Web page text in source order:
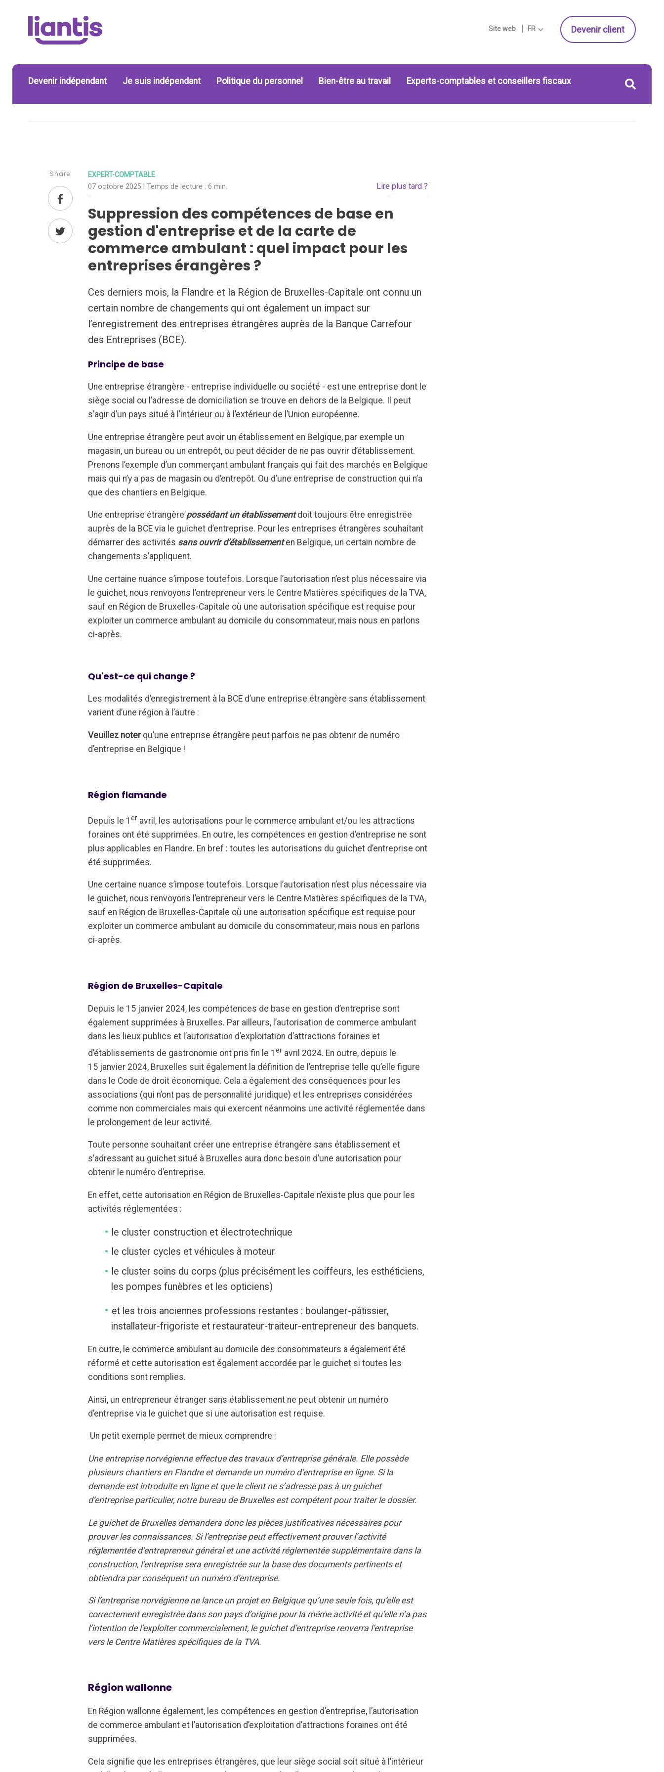
Site web FR Devenir client
Devenir indépendant Je suis indépendant Politique du personnel Bien-être au travail Experts-comptables et conseillers fiscaux
Share EXPERT-COMPTABLE
07 octobre 2025 | Temps de lecture :6 min. Lire plus tard ?
Suppression des compétences de base en
gestion d'entreprise et de la carte de
commerce ambulant : quel impact pour les
entreprises érangères ?
Ces derniers mois, la Flandre et la Région de Bruxelles-Capitale ont connu un
certain nombre de changements qui ont également un impact sur
l’enregistrement des entreprises étrangères auprès de la Banque Carrefour
des Entreprises (BCE).
Principe de base
Une entreprise étrangère - entreprise individuelle ou société - est une entreprise dont le
siège social ou l’adresse de domiciliation se trouve en dehors de la Belgique. Il peut
s’agir d’un pays situé à l’intérieur ou à l’extérieur de l’Union européenne.
Une entreprise étrangère peut avoir un établissement en Belgique, par exemple un
magasin, un bureau ou un entrepôt, ou peut décider de ne pas ouvrir d’établissement.
Prenons l’exemple d’un commerçant ambulant français qui fait des marchés en Belgique
mais qui n’y a pas de magasin ou d’entrepôt. Ou d’une entreprise de construction qui n’a
que des chantiers en Belgique.
Une entreprise étrangère possédant un établissementdoit toujours être enregistrée
auprès de la BCE via le guichet d’entreprise. Pour les entreprises étrangères souhaitant
démarrer des activités sans ouvrir d’établissementen Belgique, un certain nombre de
changements s’appliquent.
Une certaine nuance s’impose toutefois. Lorsque l’autorisation n’est plus nécessaire via
le guichet, nous renvoyons l’entrepreneur vers le Centre Matières spécifiques de la TVA,
sauf en Région de Bruxelles-Capitale où une autorisation spécifique est requise pour
exploiter un commerce ambulant au domicile du consommateur, mais nous en parlons
ci-après.
Qu'est-ce qui change ?
Les modalités d’enregistrement à la BCE d’une entreprise étrangère sans établissement
varient d’une région à l’autre :
Veuillez noter qu’une entreprise étrangère peut parfois ne pas obtenir de numéro
d’entreprise en Belgique !
Région flamande
Depuis le 1er avril, les autorisations pour le commerce ambulant et/ou les attractions
foraines ont été supprimées. En outre, les compétences en gestion d’entreprise ne sont
plus applicables en Flandre. En bref : toutes les autorisations du guichet d’entreprise ont
été supprimées.
Une certaine nuance s’impose toutefois. Lorsque l’autorisation n’est plus nécessaire via
le guichet, nous renvoyons l’entrepreneur vers le Centre Matières spécifiques de la TVA,
sauf en Région de Bruxelles-Capitale où une autorisation spécifique est requise pour
exploiter un commerce ambulant au domicile du consommateur, mais nous en parlons
ci-après.
Région de Bruxelles-Capitale
Depuis le 15 janvier 2024, les compétences de base en gestion d’entreprise sont
également supprimées à Bruxelles. Par ailleurs, l’autorisation de commerce ambulant
dans les lieux publics et l’autorisation d’exploitation d’attractions foraines et
d’établissements de gastronomie ont pris fin le 1er avril 2024. En outre, depuis le
15 janvier 2024, Bruxelles suit également la définition de l’entreprise telle qu’elle figure
dans le Code de droit économique. Cela a également des conséquences pour les
associations (qui n’ont pas de personnalité juridique) et les entreprises considérées
comme non commerciales mais qui exercent néanmoins une activité réglementée dans
le prolongement de leur activité.
Toute personne souhaitant créer une entreprise étrangère sans établissement et
s’adressant au guichet situé à Bruxelles aura donc besoin d’une autorisation pour
obtenir le numéro d’entreprise.
En effet, cette autorisation en Région de Bruxelles-Capitale n’existe plus que pour les
activités réglementées :
le cluster construction et électrotechnique
le cluster cycles et véhicules à moteur
le cluster soins du corps (plus précisément les coiffeurs, les esthéticiens,
les pompes funèbres et les opticiens)
et les trois anciennes professions restantes : boulanger-pâtissier,
installateur-frigoriste et restaurateur-traiteur-entrepreneur des banquets.
En outre, le commerce ambulant au domicile des consommateurs a également été
réformé et cette autorisation est également accordée par le guichet si toutes les
conditions sont remplies.
Ainsi, un entrepreneur étranger sans établissement ne peut obtenir un numéro
d’entreprise via le guichet que si une autorisation est requise.
Un petit exemple permet de mieux comprendre :
Une entreprise norvégienne effectue des travaux d’entreprise générale. Elle possède
plusieurs chantiers en Flandre et demande un numéro d’entreprise en ligne. Si la
demande est introduite en ligne et que le client ne s’adresse pas à un guichet
d’entreprise particulier, notre bureau de Bruxelles est compétent pour traiter le dossier.
Le guichet de Bruxelles demandera donc les pièces justificatives nécessaires pour
prouver les connaissances. Si l’entreprise peut effectivement prouver l’activité
réglementée d’entrepreneur général et une activité réglementée supplémentaire dans la
construction, l’entreprise sera enregistrée sur la base des documents pertinents et
obtiendra par conséquent un numéro d’entreprise.
Si l’entreprise norvégienne ne lance un projet en Belgique qu’une seule fois, qu’elle est
correctement enregistrée dans son pays d’origine pour la même activité et qu’elle n’a pas
l’intention de l’exploiter commercialement, le guichet d’entreprise renverra l’entreprise
vers le Centre Matières spécifiques de la TVA.
Région wallonne
En Région wallonne également, les compétences en gestion d’entreprise, l’autorisation
de commerce ambulant et l’autorisation d’exploitation d’attractions foraines ont été
supprimées.
Cela signifie que les entreprises étrangères, que leur siège social soit situé à l’intérieur